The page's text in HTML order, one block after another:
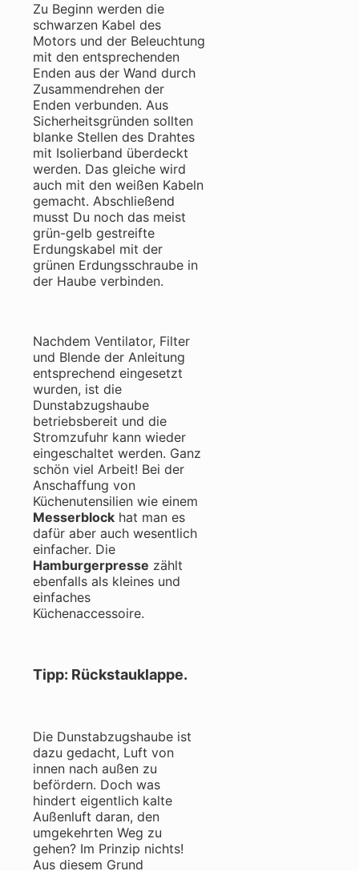
Zu Beginn werden die
schwarzen Kabel des
Motors und der Beleuchtung
mit den entsprechenden
Enden aus der Wand durch
Zusammendrehen der
Enden verbunden. Aus
Sicherheitsgründen sollten
blanke Stellen des Drahtes
mit Isolierband überdeckt
werden. Das gleiche wird
auch mit den weißen Kabeln
gemacht. Abschließend
musst Du noch das meist
grün-gelb gestreifte
Erdungskabel mit der
grünen Erdungsschraube in
der Haube verbinden.
Nachdem Ventilator, Filter
und Blende der Anleitung
entsprechend eingesetzt
wurden, ist die
Dunstabzugshaube
betriebsbereit und die
Stromzufuhr kann wieder
eingeschaltet werden. Ganz
schön viel Arbeit! Bei der
Anschaffung von
Küchenutensilien wie einem
Messerblock hat man es
dafür aber auch wesentlich
einfacher. Die
Hamburgerpresse zählt
ebenfalls als kleines und
einfaches
Küchenaccessoire.
Tipp: Rückstauklappe.
Die Dunstabzugshaube ist
dazu gedacht, Luft von
innen nach außen zu
befördern. Doch was
hindert eigentlich kalte
Außenluft daran, den
umgekehrten Weg zu
gehen? Im Prinzip nichts!
Aus diesem Grund